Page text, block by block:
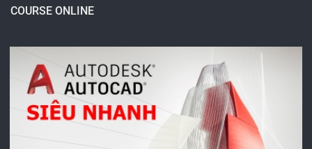
COURSE ONLINE